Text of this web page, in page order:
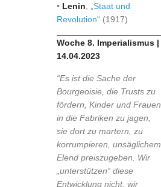
• Lenin
Staat und
Revolution“ (1917)
Woche 8. Imperialismus |
14.04.2023
“Es ist die Sache der
Bourgeoisie, die Trusts zu
fördern, Kinder und Frauen
in die Fabriken zu jagen,
sie dort zu martern, zu
korrumpieren, unsäglichem
Elend preiszugeben. Wir
„unterstützen“ diese
Entwicklung nicht, wir